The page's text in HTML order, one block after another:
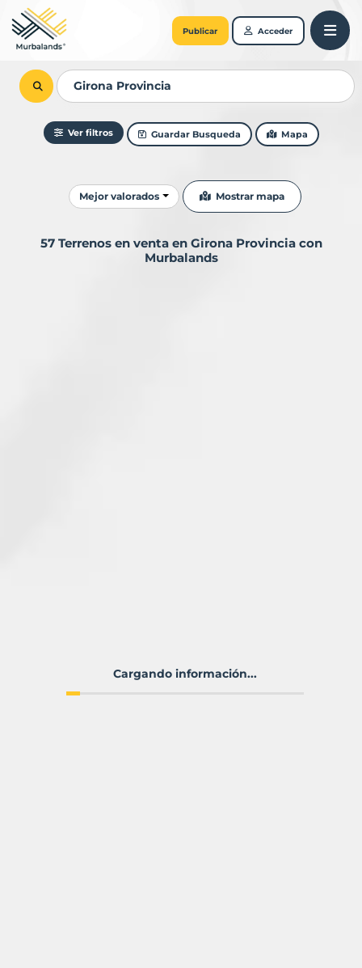
Publicar Acceder
Ver filtros Guardar Busqueda Mapa
Ordenar resultados
Mejor valorados Mostrar mapa
57 Terrenos en venta en Girona Provincia con
Murbalands
Cargando información...